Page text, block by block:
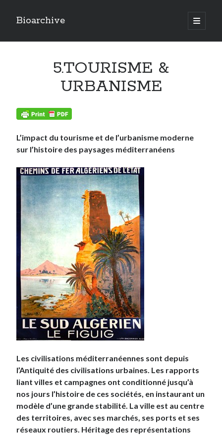
Bioarchive
open
primary
Sidebar
Ethnographie(5)
Géographie (10)
Urbanisme(13)
5.TOURISME &
URBANISME
L’impact du tourisme et de l’urbanisme moderne
sur l’histoire des paysages méditerranéens
Les civilisations méditerranéennes sont depuis
l’Antiquité des civilisations urbaines. Les rapports
liant villes et campagnes ont conditionné jusqu’à
nos jours l’histoire de ces sociétés, en instaurant un
modèle d’une grande stabilité. La ville est au centre
des territoires, avec ses marchés, ses ports et ses
réseaux routiers. Héritage des représentations